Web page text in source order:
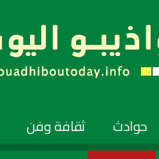
حوادث ثقافة وفن